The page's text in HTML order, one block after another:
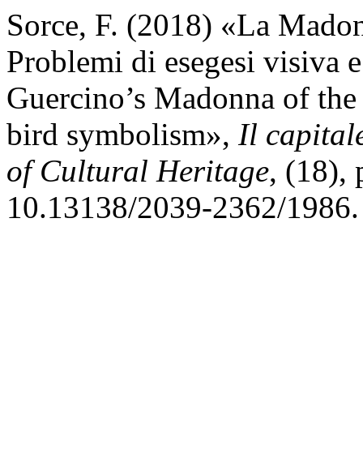
Sorce, F. (2018) «La
Problemi di esegesi visiva
Guercino’s Madonna of
bird symbolism», Il
of Cultural Heritage, (18),
10.13138/2039-2362/1986.